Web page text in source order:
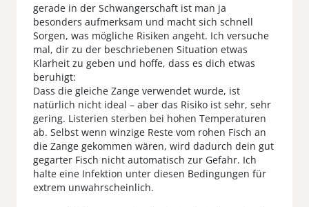
gerade in der Schwangerschaft ist man ja
besonders aufmerksam und macht sich schnell
Sorgen, was mögliche Risiken angeht. Ich versuche
mal, dir zu der beschriebenen Situation etwas
Klarheit zu geben und hoffe, dass es dich etwas
beruhigt:
Dass die gleiche Zange verwendet wurde, ist
natürlich nicht ideal – aber das Risiko ist sehr, sehr
gering. Listerien sterben bei hohen Temperaturen
ab. Selbst wenn winzige Reste vom rohen Fisch an
die Zange gekommen wären, wird dadurch dein gut
gegarter Fisch nicht automatisch zur Gefahr. Ich
halte eine Infektion unter diesen Bedingungen für
extrem unwahrscheinlich.